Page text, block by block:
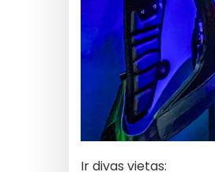
Ir divas vietas: